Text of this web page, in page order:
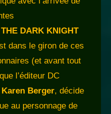
THE DARK KNIGHT
dans le giron de ces
(et avant tout
l’éditeur DC
Karen Berger, décide
au personnage de